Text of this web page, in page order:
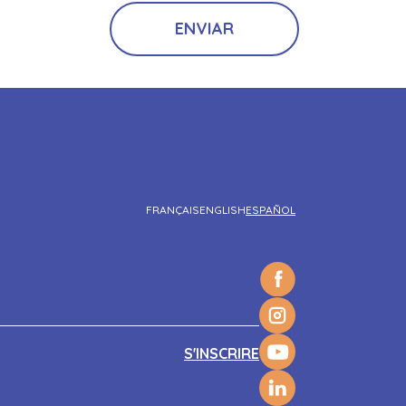
FRANÇAISENGLISHESPAÑOL